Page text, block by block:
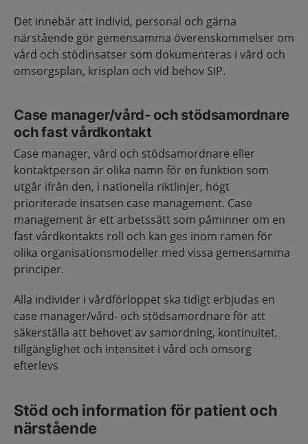
Det innebär att individ, personal och gärna
närstående gör gemensamma överenskommelser om
vård och stödinsatser som dokumenteras i vård och
omsorgsplan, krisplan och vid behov SIP.
Case manager/vård- och stödsamordnare
och fast vårdkontakt
Case manager, vård och stödsamordnare eller
kontaktperson är olika namn för en funktion som
utgår ifrån den, i nationella riktlinjer, högt
prioriterade insatsen case management. Case
management är ett arbetssätt som påminner om en
fast vårdkontakts roll och kan ges inom ramen för
olika organisationsmodeller med vissa gemensamma
principer.
Alla individer i vårdförloppet ska tidigt erbjudas en
case manager/vård- och stödsamordnare för att
säkerställa att behovet av samordning, kontinuitet,
tillgänglighet och intensitet i vård och omsorg
efterlevs
Stöd och information för patient och
närstående